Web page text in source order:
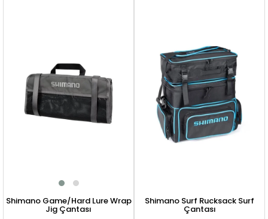
Shimano Game/Hard Lure Wrap
Jig Çantası
Shimano Surf Rucksack Surf
Çantası